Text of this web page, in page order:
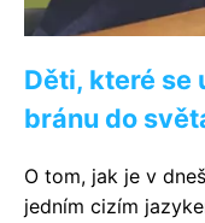
Děti, které se
bránu do
O tom, jak je v
jedním cizím